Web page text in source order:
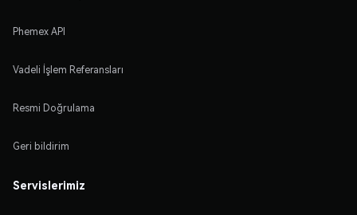
Phemex API
Vadeli İşlem Referansları
Resmi Doğrulama
Geri bildirim
Servislerimiz